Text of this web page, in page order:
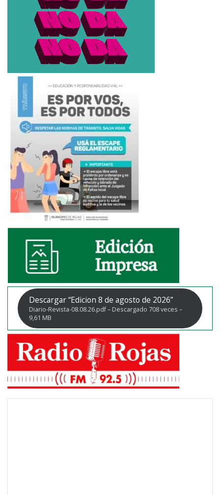
Descargar “Edicion 8 de agosto de 2026”
Diario-Revista-08.08.26.pdf – Descargado 708 veces –
9,61 MB